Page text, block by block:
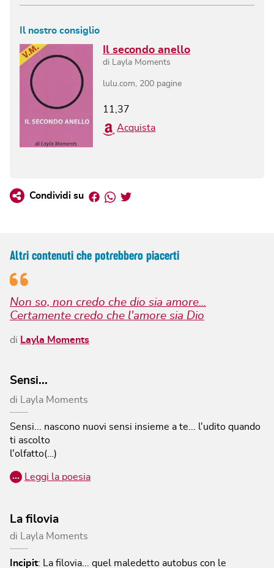
Il nostro consiglio
Il secondo anello
di Layla Moments
lulu.com 200 pagine
11,37
Acquista
Condividi su Facebook
Whatsapp
Twitter
Altri contenuti che potrebbero piacerti
Non so, non credo che dio sia amore...
Certamente credo che l'amore sia Dio
di Layla Moments
Sensi...
di Layla Moments
Sensi... nascono nuovi sensi insieme a te...
l'udito quando
ti ascolto
l'olfatto(…)
… Leggi la poesia
La filovia
di Layla Moments
Incipit: La filovia... quel maledetto autobus con le